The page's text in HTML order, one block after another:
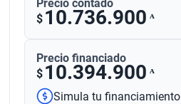
Precio contado
$ 10.736.900 ᴬ
Precio financiado
$ 10.394.900 ᴬ
Simula tu financiamiento